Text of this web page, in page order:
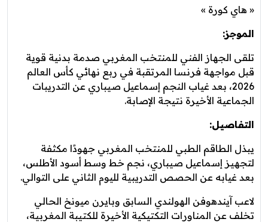
« هاي كورة »
الموجز:
تلقى الجهاز الفني للمنتخب المغربي صدمة بدنية قوية
قبل مواجهة فرنسا المرتقبة في ربع نهائي كأس العالم
2026، بعد غياب النجم إسماعيل صيباري عن التدريبات
الجماعية الأخيرة نتيجة الإصابة.
التفاصيل:
يبذل الطاقم الطبي للمنتخب المغربي جهودًا مكثفة
لتجهيز إسماعيل صيباري، نجم خط وسط أسود الأطلس،
بعد غيابه عن الحصص التدريبية لليوم الثاني على التوالي.
لاعب آيندهوفن الهولندي السابق وبايرن ميونخ الحالي
تخلف عن المناورات التكتيكية الأخيرة للكتيبة المغربية،